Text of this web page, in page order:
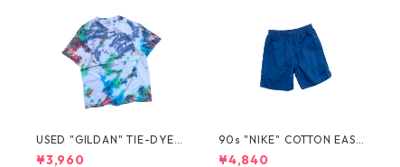
USED "GILDAN" TIE-DYE T
EE
¥3,960
90s "NIKE" COTTON EASY
SHORTS
¥4,840